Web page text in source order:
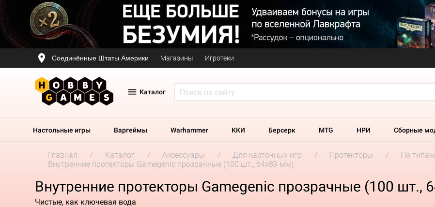
Соединённые Штаты Америки Магазины Игротеки
Каталог
Настольные игры Варгеймы Warhammer ККИ Берсерк MTG НРИ Сборные
Главная Каталог Аксессуары Для карточных игр Протекторы По типам
Внутренние протекторы Gamegenic прозрачные (100 шт., 64x89 мм)
Внутренние протекторы Gamegenic прозрачные (100 шт.,
Чистые, как ключевая вода